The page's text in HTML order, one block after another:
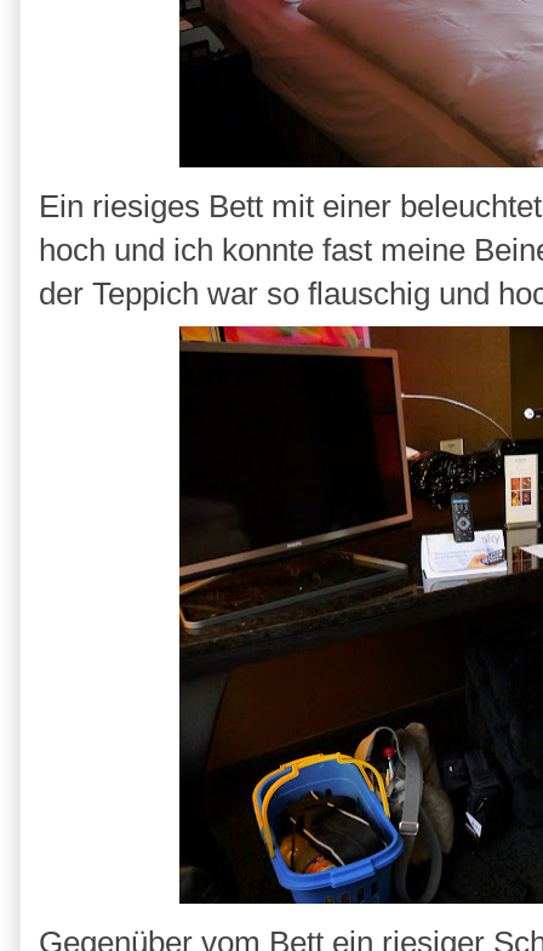
Ein riesiges Bett mit einer
hoch und ich konnte fast meine
der Teppich war so flauschig und
Gegenüber vom Bett ein riesiger